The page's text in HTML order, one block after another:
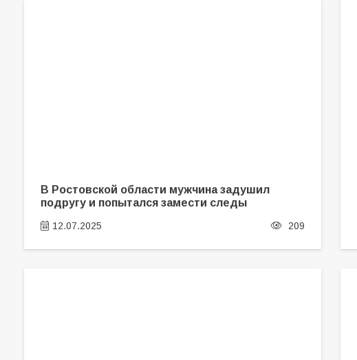
В Ростовской области мужчина задушил
подругу и попытался замести следы
12.07.2025 209